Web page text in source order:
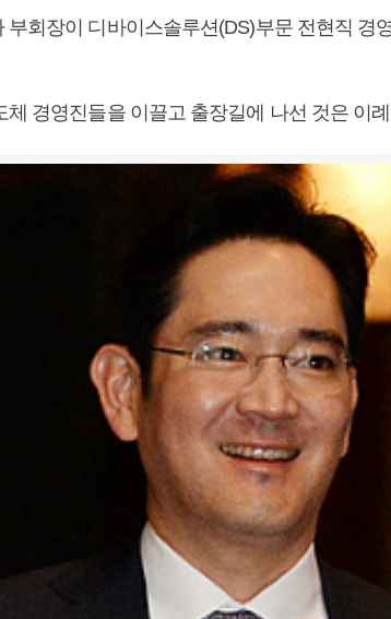
부회장이 디바이스솔루션(DS)부문 전현직 경
체 경영진들을 이끌고 출장길에 나선 것은 이